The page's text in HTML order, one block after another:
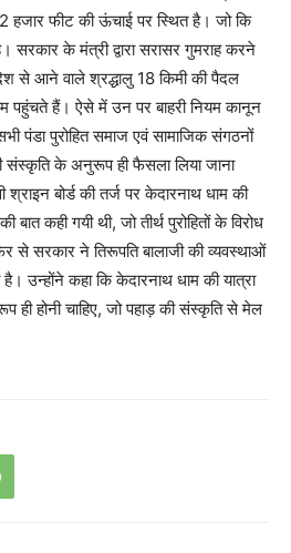
हजार फीट की ऊंचाई पर स्थित है। जो कि
सरकार के मंत्री द्वारा सरासर गुमराह करने
से आने वाले श्रद्धालु 18 किमी की पैदल
पहुंचते हैं। ऐसे में उन पर बाहरी नियम कानून
पंडा पुरोहित समाज एवं सामाजिक संगठनों
के अनुरूप ही फैसला लिया जाना
श्राइन बोर्ड की तर्ज पर केदारनाथ धाम की
बात कही गयी थी, जो तीर्थ पुरोहितों के विरोध
से सरकार ने तिरूपति बालाजी की व्यवस्थाओं
उन्होंने कहा कि केदारनाथ धाम की यात्रा
ही होनी चाहिए, जो पहाड़ की संस्कृति से मेल